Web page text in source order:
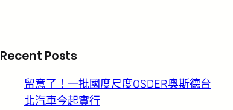
Recent Posts
留意了！一批國度尺度OSDER奧斯德台
北汽車今起實行